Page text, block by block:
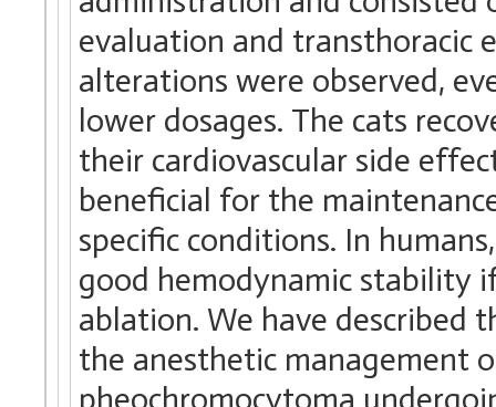
evaluation and transthoracic
alterations were observed,
lower dosages. The cats
their cardiovascular side
beneficial for the
specific conditions. In
good hemodynamic stability
ablation. We have
the anesthetic management